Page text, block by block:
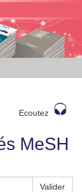
Ecoutez
MeSH
Valider